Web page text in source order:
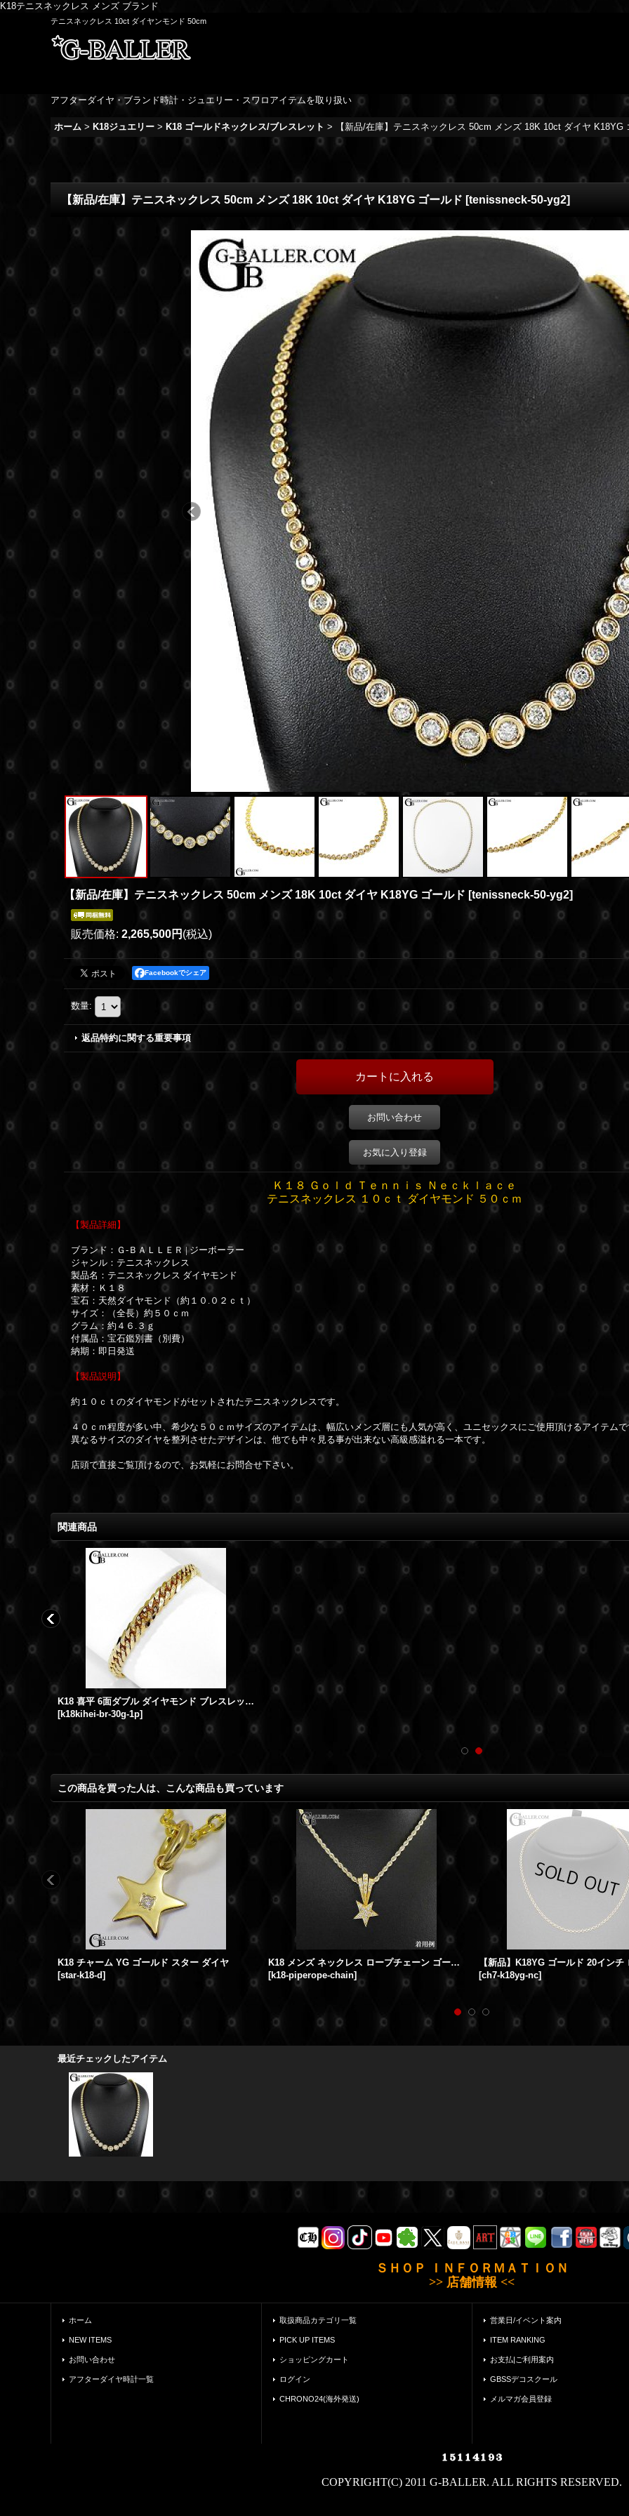
K18テニスネックレス メンズ ブランド
テニスネックレス 10ct ダイヤンモンド 50cm
アフターダイヤ・ブランド時計・ジュエリー・スワロアイテムを取り扱い
ホーム > K18ジュエリー > K18 ゴールドネックレス/ブレスレット > 【新品/在庫】テニスネックレス 50cm メンズ 18K 10ct ダイヤ K18YG
【新品/在庫】テニスネックレス 50cm メンズ 18K 10ct ダイヤ K18YG ゴールド [tenissneck-50-yg2]
【新品/在庫】テニスネックレス 50cm メンズ 18K 10ct ダイヤ K18YG ゴールド [tenissneck-50-yg2]
販売価格: 2,265,500円 (税込)
Facebookでシェア
数量:
返品特約に関する重要事項
お問い合わせ
お気に入り登録
Ｋ１８ Ｇｏｌｄ Ｔｅｎｎｉｓ Ｎｅｃｋｌａｃｅ
テニスネックレス １０ｃｔ ダイヤモンド ５０ｃｍ
【製品詳細】
ブランド：Ｇ-ＢＡＬＬＥＲ | ジーボーラー
ジャンル：テニスネックレス
製品名：テニスネックレス ダイヤモンド
素材：Ｋ１８
宝石：天然ダイヤモンド（約１０.０２ｃｔ）
サイズ：（全長）約５０ｃｍ
グラム：約４６.３ｇ
付属品：宝石鑑別書（別費）
納期：即日発送
【製品説明】
約１０ｃｔのダイヤモンドがセットされたテニスネックレスです。
４０ｃｍ程度が多い中、希少な５０ｃｍサイズのアイテムは、幅広いメンズ層にも人気が高く、ユニセックスにご使用頂けるアイテム
異なるサイズのダイヤを整列させたデザインは、他でも中々見る事が出来ない高級感溢れる一本です。
店頭で直接ご覧頂けるので、お気軽にお問合せ下さい。
関連商品
K18 喜平 6面ダブル ダイヤモンド ブレスレット 30g 18cm
[k18kihei-br-30g-1p]
この商品を買った人は、こんな商品も買っています
K18 チャーム YG ゴールド スター ダイヤ
[star-k18-d]
K18 メンズ ネックレス ロープチェーン ゴールド 50cm 2.5mm YG イエローゴールド
[k18-piperope-chain] [ch7-k18yg-nc]
最近チェックしたアイテム
ＳＨＯＰ ＩＮＦＯＲＭＡＴＩＯＮ
>> 店舗情報 <<
ホーム
NEW ITEMS
お問い合わせ
アフターダイヤ時計一覧
取扱商品カテゴリ一覧
PICK UP ITEMS
ショッピングカート
ログイン
CHRONO24(海外発送)
営業日/イベント案内
ITEM RANKING
お支払|ご利用案内
GBSSデコスクール
メルマガ会員登録
COPYRIGHT(C) 2011 G-BALLER. ALL RIGHTS RESERVED.